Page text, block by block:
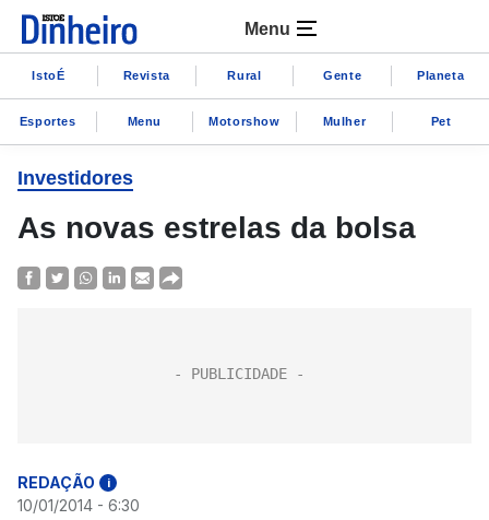
Menu
IstoÉ Revista Rural Gente Planeta
Esportes Menu Motorshow Mulher Pet
Investidores
As novas estrelas da bolsa
REDAÇÃO i
10/01/2014 - 6:30